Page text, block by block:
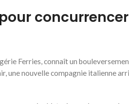
Ferries, connaît un
une nouvelle compagnie italienne